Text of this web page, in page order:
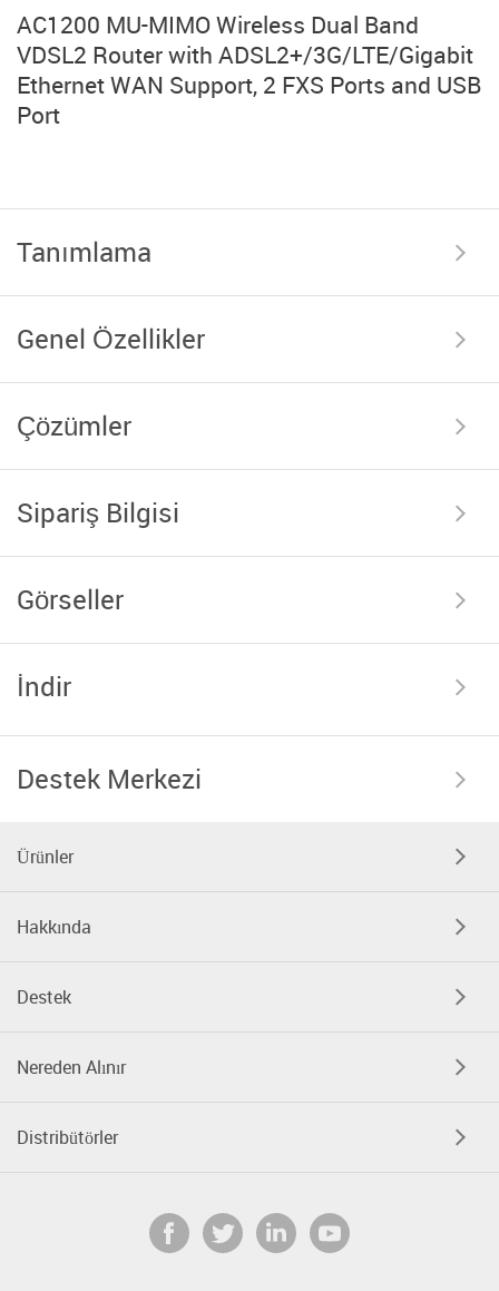
AC1200 MU-MIMO Wireless Dual Band
VDSL2 Router with ADSL2+/3G/LTE/Gigabit
Ethernet WAN Support, 2 FXS Ports and USB
Port
Tanımlama
Genel Özellikler
Çözümler
Sipariş Bilgisi
Görseller
İndir
Destek Merkezi
Ürünler
Hakkında
Destek
Nereden Alınır
Distribütörler